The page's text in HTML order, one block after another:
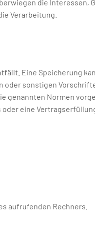
die Interessen,
Verarbeitung.
Eine Speicherung
oder sonstigen
genannten Normen
eine
aufrufenden Rechners.